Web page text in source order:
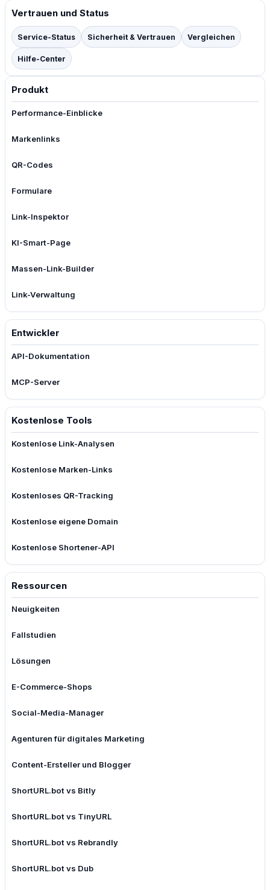
Vertrauen und Status
Service-Status Sicherheit & Vertrauen Vergleichen
Hilfe-Center
Produkt
Performance-Einblicke
Markenlinks
QR-Codes
Formulare
Link-Inspektor
KI-Smart-Page
Massen-Link-Builder
Link-Verwaltung
Entwickler
API-Dokumentation
MCP-Server
Kostenlose Tools
Kostenlose Link-Analysen
Kostenlose Marken-Links
Kostenloses QR-Tracking
Kostenlose eigene Domain
Kostenlose Shortener-API
Ressourcen
Neuigkeiten
Fallstudien
Lösungen
E-Commerce-Shops
Social-Media-Manager
Agenturen für digitales Marketing
Content-Ersteller und Blogger
ShortURL.bot vs Bitly
ShortURL.bot vs TinyURL
ShortURL.bot vs Rebrandly
ShortURL.bot vs Dub